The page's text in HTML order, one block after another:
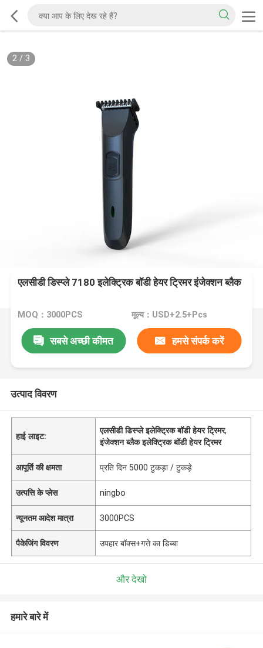
2/ 3
एलसीडी डिस्प्ले 7180 इलेक्ट्रिक बॉडी हेयर ट्रिमर इंजेक्शन ब्लैक
MOQ：3000PCS मूल्य：USD+2.5+Pcs
सबसे अच्छी कीमत हमसे संपर्क करें
उत्पाद विवरण
हाई लाइट:
एलसीडी डिस्प्ले इलेक्ट्रिक बॉडी हेयर ट्रिमर,
इंजेक्शन ब्लैक इलेक्ट्रिक बॉडी हेयर ट्रिमर
आपूर्ति की क्षमता प्रति दिन 5000 टुकड़ा / टुकड़े
उत्पत्ति के प्लेस ningbo
न्यूनतम आदेश मात्रा 3000PCS
पैकेजिंग विवरण उपहार बॉक्स+गत्ते का डिब्बा
और देखो
हमारे बारे में